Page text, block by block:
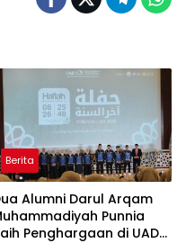
Berita
Alumni Darul Arqam
Punnia
Penghargaan di UAD